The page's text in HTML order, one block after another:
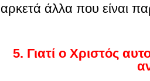
αρκετά άλλα που είναι
5. Γιατί ο Χριστός